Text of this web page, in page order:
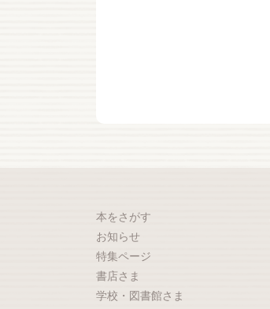
本をさがす
お知らせ
特集ページ
書店さま
学校・図書館さま